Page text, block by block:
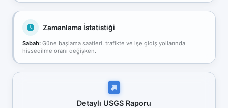
Zamanlama İstatistiği
Sabah: Güne başlama saatleri, trafikte ve işe gidiş yollarında
hissedilme oranı değişken.
Detaylı USGS Raporu